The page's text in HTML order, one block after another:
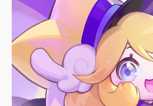
Orbital Heist!
Murix2